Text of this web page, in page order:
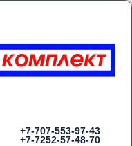
+7-707-553-97-43
+7-7252-57-48-70